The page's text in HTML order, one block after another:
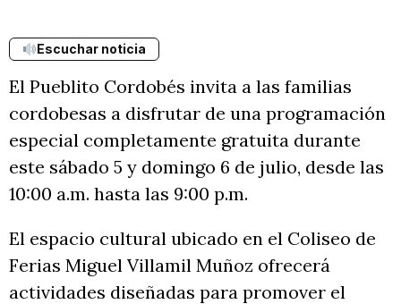
Escuchar noticia
El Pueblito Cordobés invita a las familias
cordobesas a disfrutar de una programación
especial completamente gratuita durante
este sábado 5 y domingo 6 de julio, desde las
10:00 a.m. hasta las 9:00 p.m.
El espacio cultural ubicado en el Coliseo de
Ferias Miguel Villamil Muñoz ofrecerá
actividades diseñadas para promover el